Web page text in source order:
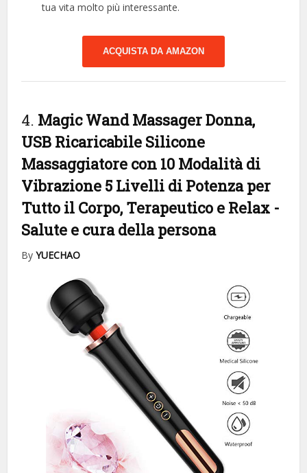
tua vita molto più interessante.
ACQUISTA DA AMAZON
4. Magic Wand Massager Donna,
USB Ricaricabile Silicone
Massaggiatore con 10 Modalità di
Vibrazione 5 Livelli di Potenza per
Tutto il Corpo, Terapeutico e Relax -
Salute e cura della persona
ByYUECHAO